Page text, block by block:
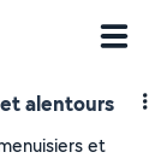
alentours
et